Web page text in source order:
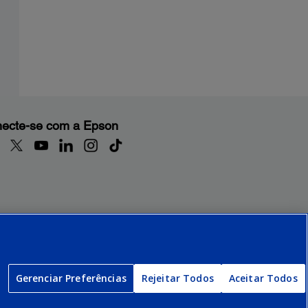
se com a Epson
Gerenciar Preferências Rejeitar Todos Aceitar Todos